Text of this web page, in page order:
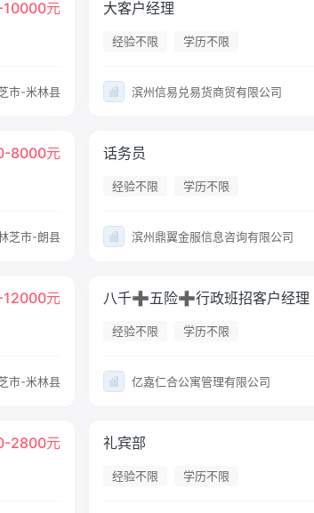
元
市-米林县
大客户经理
经验不限 学历不限
滨州信易兑易货商贸有限公司
8000元
芝市-朗县
话务员
经验不限 学历不限
滨州鼎翼金服信息咨询有限公司
元
市-米林县
八千➕五险➕行政班招客户经理
经验不限 学历不限
亿嘉仁合公寓管理有限公司
2800元 礼宾部
经验不限 学历不限